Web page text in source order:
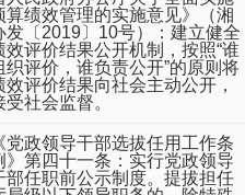
算绩效管理的实施意见》（湘
发〔2019〕10号）：建立健全
效评价结果公开机制，按照“谁
织评价，谁负责公开”的原则将
效评价结果向社会主动公开，
受社会监督。
党政领导干部选拔任用工作条
》第四十一条：实行党政领导
部任职前公示制度。提拔担任